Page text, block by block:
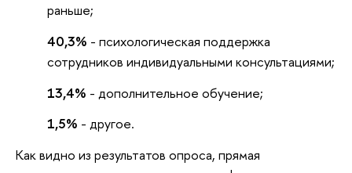
раньше;
40,3% - психологическая поддержка
сотрудников индивидуальными консультациями;
13,4% - дополнительное обучение;
1,5% - другое.
Как видно из результатов опроса, прямая